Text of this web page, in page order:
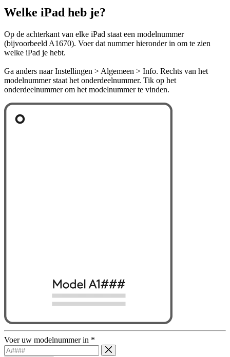
Welke iPad heb je?
Op de achterkant van elke iPad staat een modelnummer
(bijvoorbeeld A1670). Voer dat nummer hieronder in om te zien
welke iPad je hebt.
Ga anders naar Instellingen > Algemeen > Info. Rechts van het
modelnummer staat het onderdeelnummer. Tik op het
onderdeelnummer om het modelnummer te vinden.
Voer uw modelnummer in *